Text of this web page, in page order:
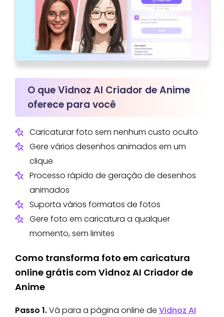
O que Vidnoz AI Criador de Anime
oferece para você
Caricaturar foto sem nenhum custo oculto
Gere vários desenhos animados em um
clique
Processo rápido de geração de desenhos
animados
Suporta vários formatos de fotos
Gere foto em caricatura a qualquer
momento, sem limites
Como transforma foto em caricatura
online grátis com Vidnoz AI Criador de
Anime
Passo 1.Vá para a página online de Vidnoz AI